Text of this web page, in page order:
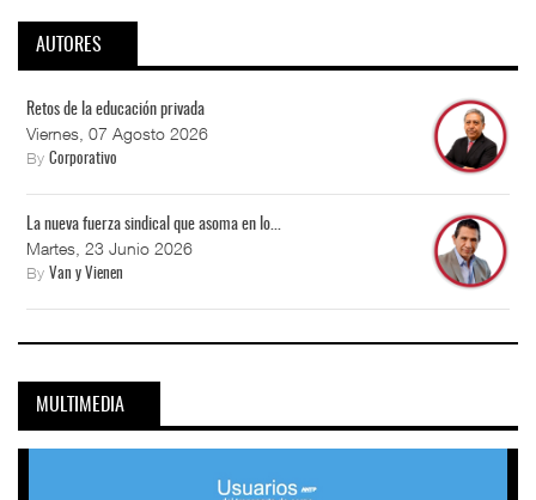
AUTORES
Retos de la educación privada
Viernes, 07 Agosto 2026
By Corporativo
La nueva fuerza sindical que asoma en lo...
Martes, 23 Junio 2026
By Van y Vienen
MULTIMEDIA